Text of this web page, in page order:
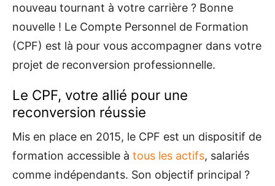
nouveau tournant à votre carrière ? Bonne
nouvelle ! Le Compte Personnel de Formation
(CPF) est là pour vous accompagner dans votre
projet de reconversion professionnelle.
Le CPF, votre allié pour une
reconversion réussie
Mis en place en 2015, le CPF est un dispositif de
formation accessible à tous les actifs, salariés
comme indépendants. Son objectif principal ?